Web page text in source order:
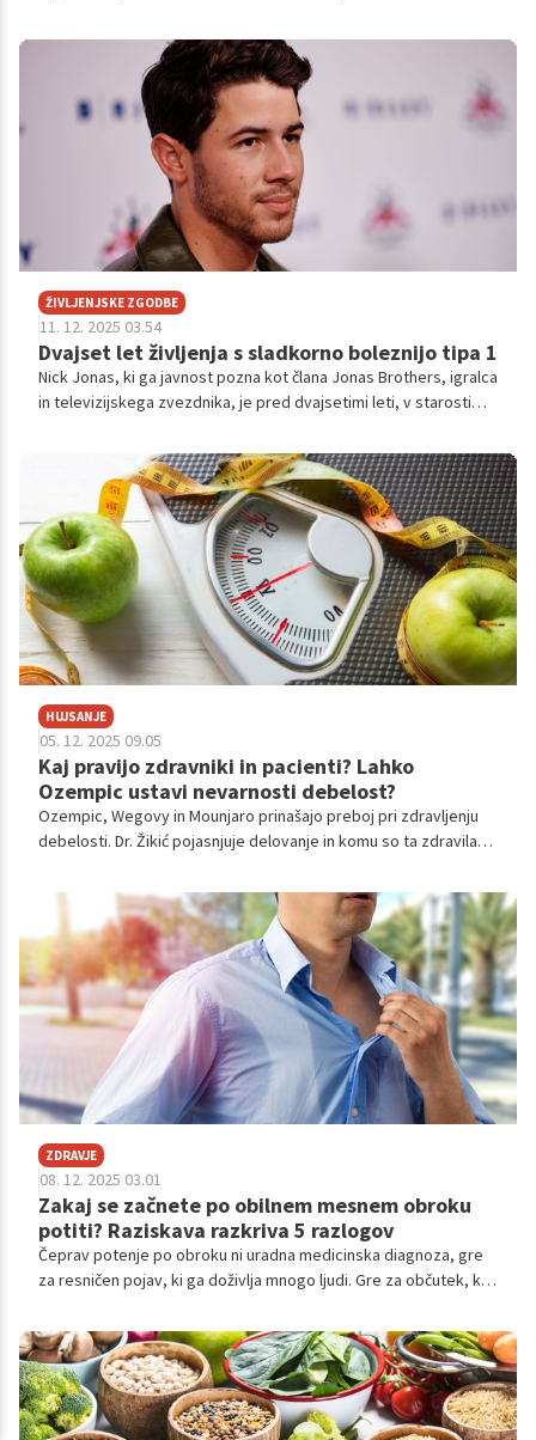
ŽIVLJENJSKE ZGODBE
11. 12. 2025 03.54
Dvajset let življenja s sladkorno boleznijo tipa 1
Nick Jonas, ki ga javnost pozna kot člana Jonas Brothers, igralca
in televizijskega zvezdnika, je pred dvajsetimi leti, v starosti
HUJSANJE
05. 12. 2025 09.05
Kaj pravijo zdravniki in pacienti? Lahko
Ozempic ustavi nevarnosti debelost?
Ozempic, Wegovy in Mounjaro prinašajo preboj pri zdravljenju
debelosti. Dr. Žikić pojasnjuje delovanje in komu so ta zdravila
ZDRAVJE
08. 12. 2025 03.01
Zakaj se začnete po obilnem mesnem obroku
potiti? Raziskava razkriva 5 razlogov
Čeprav potenje po obroku ni uradna medicinska diagnoza, gre
za resničen pojav, ki ga doživlja mnogo ljudi. Gre za občutek, ko
zakaj pride do tega?